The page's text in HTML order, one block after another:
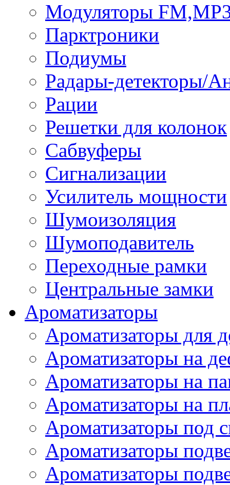
Модуляторы
Парктроники
Подиумы
Радары-детекторы/
Рации
Решетки для колонок
Сабвуферы
Сигнализации
Усилитель мощности
Шумоизоляция
Шумоподавитель
Переходные рамки
Центральные замки
Ароматизаторы
Ароматизаторы для
Ароматизаторы на
Ароматизаторы на
Ароматизаторы на
Ароматизаторы под
Ароматизаторы
Ароматизаторы